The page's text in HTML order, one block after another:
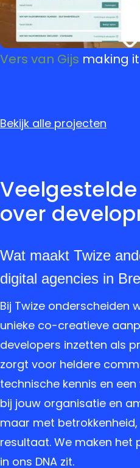
Vers van Gijs making
Bekijk alle projecten
over
Wat maakt Twize
digital agencies in
Bij Twize onderscheiden
unieke co-creatieve
developers inzetten als
zorgt voor heldere
technische kennis en
bij jouw organisatie en
maar met
resultaat. We maken
in ons DNA zit.